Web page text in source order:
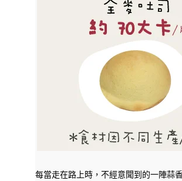
每當走在路上時，不經意聞到的一陣蒜